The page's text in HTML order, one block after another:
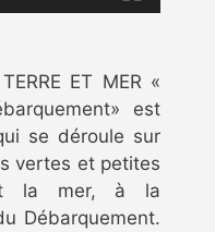
ET MER «
est
se déroule sur
vertes et petites
la mer, à la
Débarquement.